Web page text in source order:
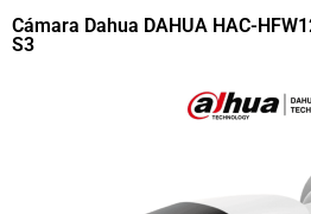
Cámara Dahua DAHUA HAC-
S3